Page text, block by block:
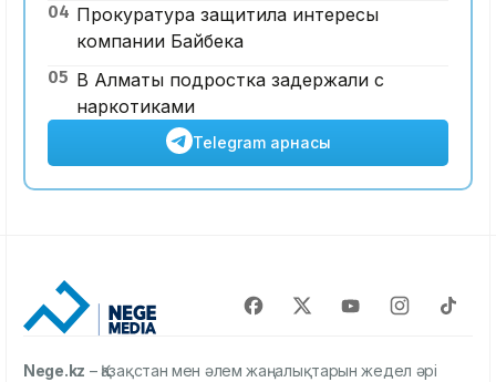
04 Прокуратура защитила интересы
компании Байбека
05 В Алматы подростка задержали с
наркотиками
Telegram арнасы
Nege.kz – Қазақстан мен әлем жаңалықтарын жедел әрі